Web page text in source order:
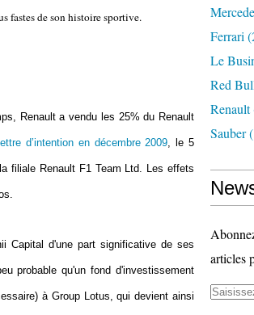
fastes de son histoire sportive.
Renault a vendu les 25% du Renault
lettre d’intention en décembre 2009, le 5
filiale Renault F1 Team Ltd. Les effets
Capital d'une part significative de ses
probable qu'un fond d'investissement
à Group Lotus, qui devient ainsi
Ferrari
Le
Red
Renault
Sauber
articles